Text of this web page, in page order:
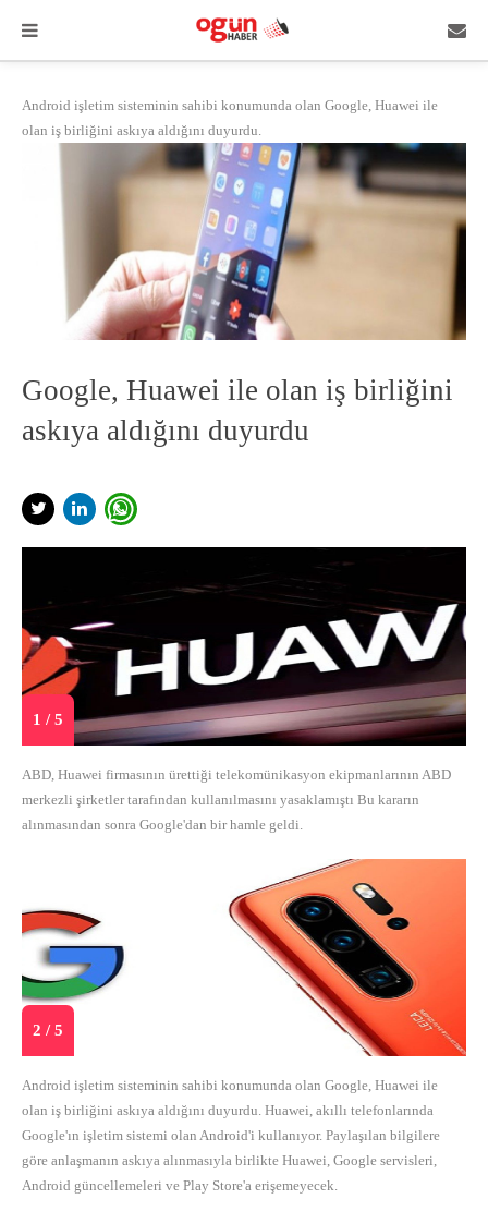
Android işletim sisteminin sahibi konumunda olan Google, Huawei ile
olan iş birliğini askıya aldığını duyurdu.
Google, Huawei ile olan iş birliğini
askıya aldığını duyurdu
1 / 5
ABD, Huawei firmasının ürettiği telekomünikasyon ekipmanlarının ABD
merkezli şirketler tarafından kullanılmasını yasaklamıştı Bu kararın
alınmasından sonra Google'dan bir hamle geldi.
2 / 5
Android işletim sisteminin sahibi konumunda olan Google, Huawei ile
olan iş birliğini askıya aldığını duyurdu. Huawei, akıllı telefonlarında
Google'ın işletim sistemi olan Android'i kullanıyor. Paylaşılan bilgilere
göre anlaşmanın askıya alınmasıyla birlikte Huawei, Google servisleri,
Android güncellemeleri ve Play Store'a erişemeyecek.